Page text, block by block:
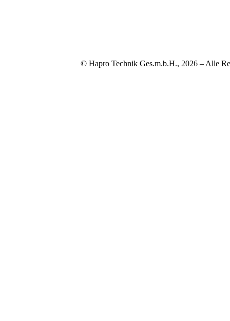
© Hapro Technik Ges.m.b.H., 2026 – Alle